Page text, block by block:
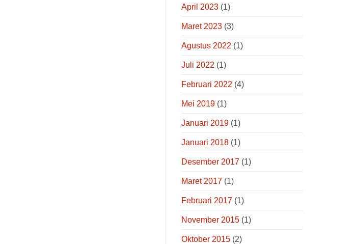
April 2023 (1)
Maret 2023 (3)
Agustus 2022 (1)
Juli 2022 (1)
Februari 2022 (4)
Mei 2019 (1)
Januari 2019 (1)
Januari 2018 (1)
Desember 2017 (1)
Maret 2017 (1)
Februari 2017 (1)
November 2015 (1)
Oktober 2015 (2)